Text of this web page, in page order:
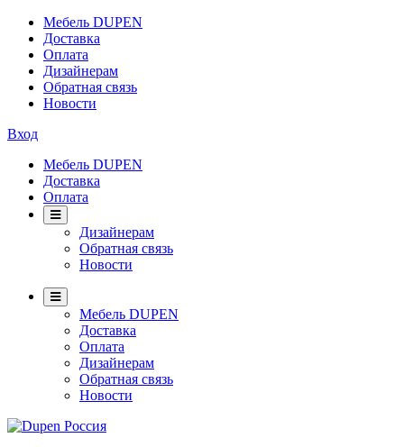
Мебель DUPEN
Доставка
Оплата
Дизайнерам
Обратная связь
Новости
Вход
Мебель DUPEN
Доставка
Оплата
Дизайнерам
Обратная связь
Новости
Мебель DUPEN
Доставка
Оплата
Дизайнерам
Обратная связь
Новости